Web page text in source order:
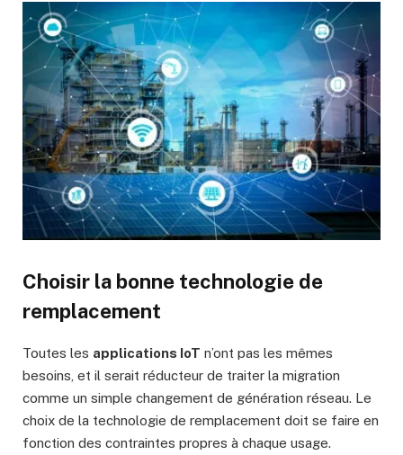
Choisir la bonne technologie de
remplacement
Toutes les applications IoT n’ont pas les mêmes
besoins, et il serait réducteur de traiter la migration
comme un simple changement de génération réseau. Le
choix de la technologie de remplacement doit se faire en
fonction des contraintes propres à chaque usage.